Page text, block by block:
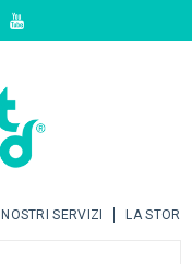
I NOSTRI SERVIZI LA